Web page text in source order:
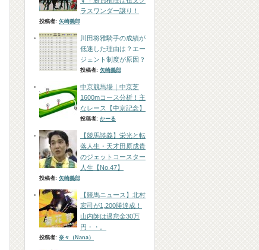
ラスワンダー譲り！
投稿者: 矢崎義郎
川田将雅騎手の成績が
低迷した理由は？エー
ジェント制度が原因？
投稿者: 矢崎義郎
中京競馬場｜中京芝
1600mコース分析！主
なレース【中京記念】
投稿者: かーる
【競馬談義】栄光と転
落人生・天才田原成貴
のジェットコースター
人生【No.47】
投稿者: 矢崎義郎
【競馬ニュース】北村
宏司が1,200勝達成！
山内師は過怠金30万
円・・。
投稿者: 奈々（Nana）